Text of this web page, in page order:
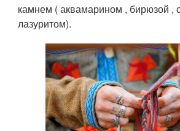
камнем ( аквамарином , бирюзой ,
лазуритом).